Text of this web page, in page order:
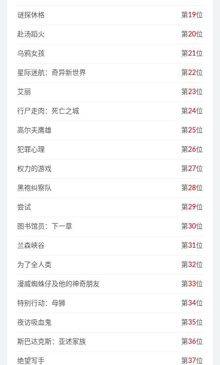
谜探休格 第19位
赴汤蹈火 第20位
乌鸦女孩 第21位
星际迷航：奇异新世界 第22位
艾丽 第23位
行尸走肉：死亡之城 第24位
高尔夫鹰雄 第25位
犯罪心理 第26位
权力的游戏 第27位
黑袍纠察队 第28位
尝试 第29位
图书馆员：下一章 第30位
兰森峡谷 第31位
为了全人类 第32位
漫威蜘蛛仔及他的神奇朋友 第33位
特别行动：母狮 第34位
夜访吸血鬼 第35位
斯巴达克斯：亚述家族 第36位
绝望写手 第37位